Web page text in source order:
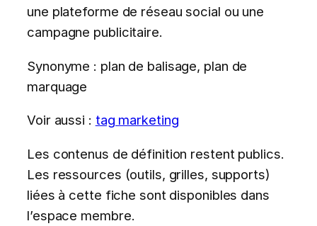
une plateforme de réseau social ou une
campagne publicitaire.
Synonyme : plan de balisage, plan de
marquage
Voir aussi : tag marketing
Les contenus de définition restent publics.
Les ressources (outils, grilles, supports)
liées à cette fiche sont disponibles dans
l’espace membre.